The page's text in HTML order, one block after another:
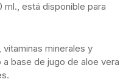
ml., está disponible para
minerales y
base de jugo de aloe vera